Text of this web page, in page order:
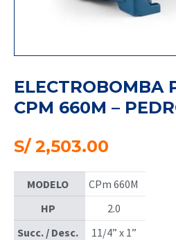
ELECTROBOMBA
CPM 660M –
S/2,503.00
MODELO
HP
Succ. / Desc.
CPm 660M
2.0
11/4” x 1”